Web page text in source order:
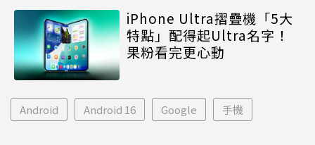
iPhone Ultra摺疊機「5大
特點」配得起Ultra名字！
果粉看完更心動
Android Android 16 Google 手機